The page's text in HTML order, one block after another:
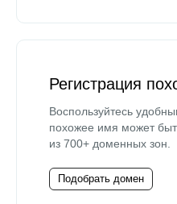
Регистрация
Воспользуйтесь
похожее имя может
из 700+ доменных зон.
Подобрать домен